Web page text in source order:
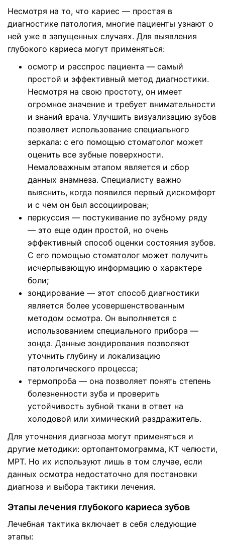
Несмотря на то, что кариес — простая в
диагностике патология, многие пациенты узнают о
ней уже в запущенных случаях. Для выявления
глубокого кариеса могут применяться:
осмотр и расспрос пациента — самый
простой и эффективный метод диагностики.
Несмотря на свою простоту, он имеет
огромное значение и требует внимательности
и знаний врача. Улучшить визуализацию зубов
позволяет использование специального
зеркала: с его помощью стоматолог может
оценить все зубные поверхности.
Немаловажным этапом является и сбор
данных анамнеза. Специалисту важно
выяснить, когда появился первый дискомфорт
и с чем он был ассоциирован;
перкуссия — постукивание по зубному ряду
— это еще один простой, но очень
эффективный способ оценки состояния зубов.
С его помощью стоматолог может получить
исчерпывающую информацию о характере
боли;
зондирование — этот способ диагностики
является более усовершенствованным
методом осмотра. Он выполняется с
использованием специального прибора —
зонда. Данные зондирования позволяют
уточнить глубину и локализацию
патологического процесса;
термопроба — она позволяет понять степень
болезненности зуба и проверить
устойчивость зубной ткани в ответ на
холодовой или химический раздражитель.
Для уточнения диагноза могут применяться и
другие методики: ортопантомограмма, КТ челюсти,
МРТ. Но их используют лишь в том случае, если
данных осмотра недостаточно для постановки
диагноза и выбора тактики лечения.
Этапы лечения глубокого кариеса зубов
Лечебная тактика включает в себя следующие
этапы: